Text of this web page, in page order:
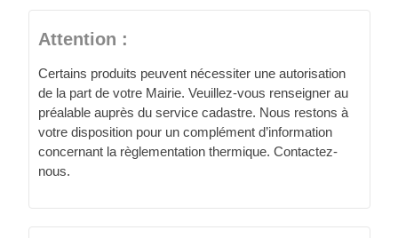
Attention :
Certains produits peuvent nécessiter une autorisation
de la part de votre Mairie. Veuillez-vous renseigner au
préalable auprès du service cadastre. Nous restons à
votre disposition pour un complément d’information
concernant la règlementation thermique. Contactez-
nous.